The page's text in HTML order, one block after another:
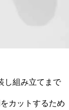
し組み立てまで
カットするため